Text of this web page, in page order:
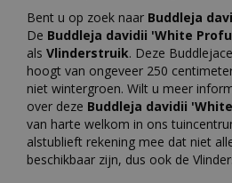
Bent u op zoek naar Buddleja
De Buddleja davidii 'White
als Vlinderstruik. Deze
hoogt van ongeveer 250
niet wintergroen. Wilt u meer
over deze Buddleja davidii
van harte welkom in ons
alstublieft rekening mee dat niet
beschikbaar zijn, dus ook de